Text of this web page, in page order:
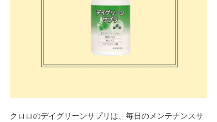
クロロのデイグリーンサプリは、毎日のメンテナンスサ